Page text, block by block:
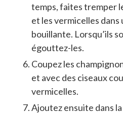
temps, faites tremper
et les vermicelles dans
bouillante. Lorsqu’ils
égouttez-les.
Coupez les
et avec des ciseaux
vermicelles.
Ajoutez ensuite dans